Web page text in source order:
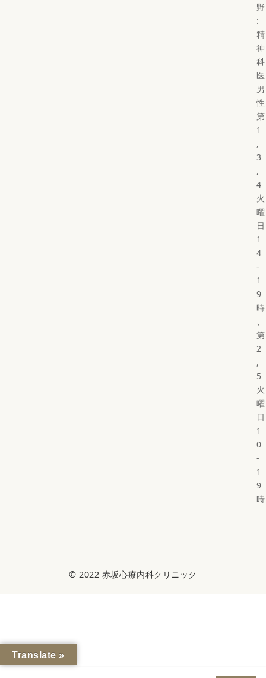
野
:
精
神
科
医
男
性
第
1
,
3
,
4
火
曜
日
1
4
-
1
9
時
、
第
2
,
5
火
曜
日
1
0
-
1
9
時
© 2022 赤坂心療内科クリニック
Translate »